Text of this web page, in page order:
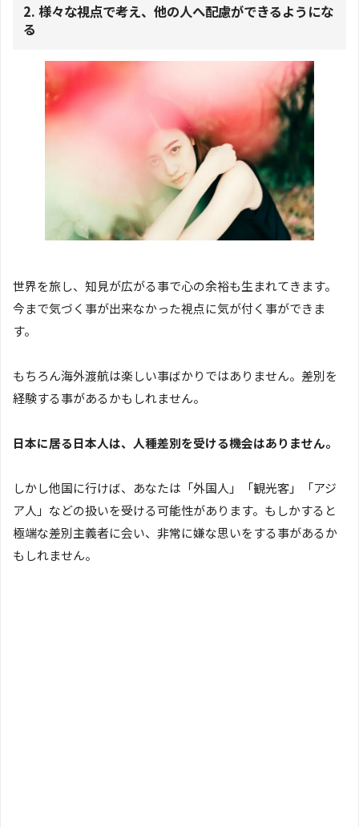
2. 様々な視点で考え、他の人へ配慮ができるようにな
る
世界を旅し、知見が広がる事で心の余裕も生まれてきます。
今まで気づく事が出来なかった視点に気が付く事ができま
す。
もちろん海外渡航は楽しい事ばかりではありません。差別を
経験する事があるかもしれません。
日本に居る日本人は、人種差別を受ける機会はありません。
しかし他国に行けば、あなたは「外国人」「観光客」「アジ
ア人」などの扱いを受ける可能性があります。もしかすると
極端な差別主義者に会い、非常に嫌な思いをする事があるか
もしれません。